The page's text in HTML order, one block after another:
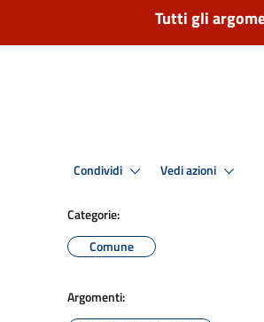
Tutti gli
Condividi Vedi azioni
Categorie:
Comune
Argomenti: